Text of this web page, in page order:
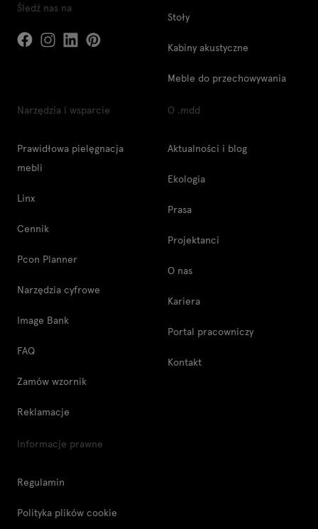
Śledź nas na
Stoły
Kabiny akustyczne
Meble do przechowywania
Narzędzia i wsparcie
Prawidłowa pielęgnacja
mebli
Linx
Cennik
Pcon Planner
Narzędzia cyfrowe
Image Bank
FAQ
Zamów wzornik
Reklamacje
O .mdd
Aktualności i blog
Ekologia
Prasa
Projektanci
O nas
Kariera
Portal pracowniczy
Kontakt
Informacje prawne
Regulamin
Polityka plików cookie